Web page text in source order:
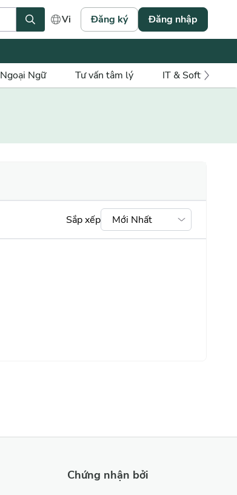
Vi Đăng ký Đăng nhập
Ngoại Ngữ Tư vấn tâm lý IT & Software
Sắp xếp Mới Nhất
Chứng nhận bởi